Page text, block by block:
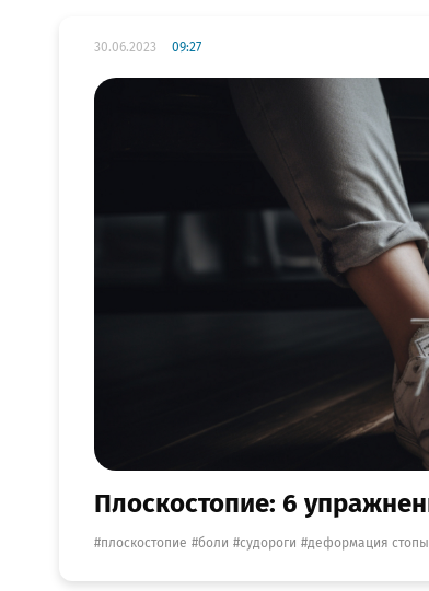
30.06.2023 09:27
Плоскостопие: 6
плоскостопие боли судороги деформация стопы